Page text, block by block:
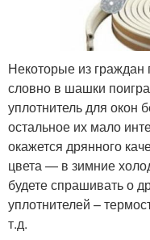
Некоторые из граждан
словно в шашки
уплотнитель для
остальное их мало
окажется дрянного
цвета — в зимние
будете спрашивать о
уплотнителей –
т.д.